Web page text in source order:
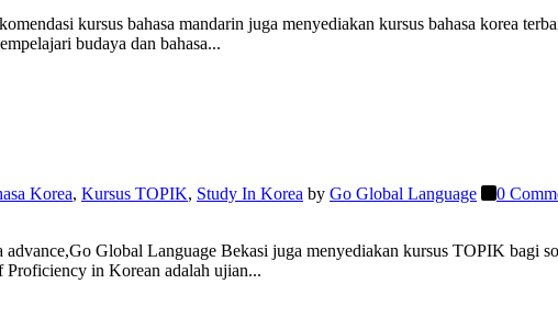
kursus bahasa mandarin juga menyediakan kursus bahasa korea
budaya dan bahasa...
Korea, Kursus TOPIK, Study In Korea by Go Global Language
0
Global Language Bekasi juga menyediakan kursus TOPIK bagi
in Korean adalah ujian...